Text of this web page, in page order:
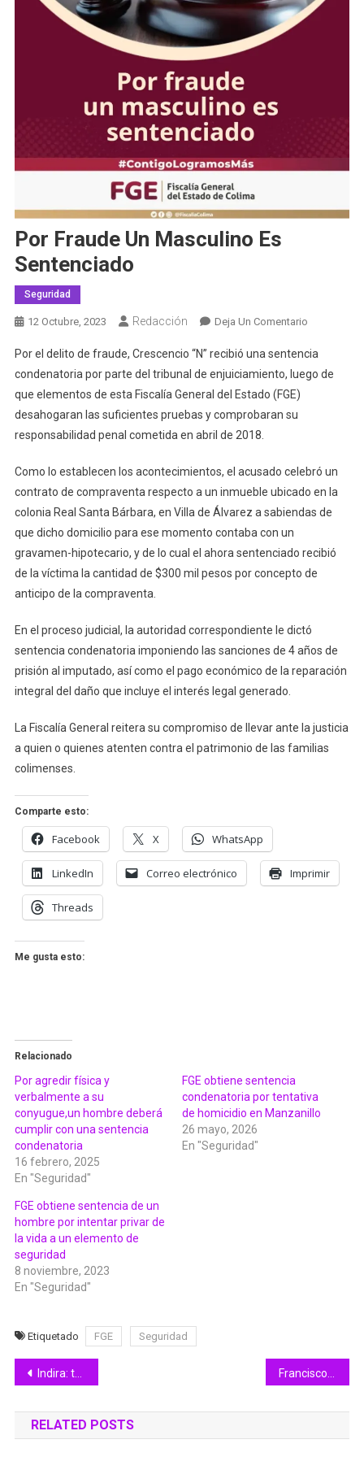
Por Fraude Un Masculino Es
Sentenciado
Seguridad
12 Octubre, 2023 Redacción Deja Un ComentarioEn
Fraude
Un
Por el delito de fraude, Crescencio “N” recibió una sentencia
condenatoria por parte del tribunal de enjuiciamiento, luego de
que elementos de esta Fiscalía General del Estado (FGE)
desahogaran las suficientes pruebas y comprobaran su
responsabilidad penal cometida en abril de 2018.
Como lo establecen los acontecimientos, el acusado celebró un
contrato de compraventa respecto a un inmueble ubicado en la
colonia Real Santa Bárbara, en Villa de Álvarez a sabiendas de
que dicho domicilio para ese momento contaba con un
gravamen-hipotecario, y de lo cual el ahora sentenciado recibió
de la víctima la cantidad de $300 mil pesos por concepto de
anticipo de la compraventa.
En el proceso judicial, la autoridad correspondiente le dictó
sentencia condenatoria imponiendo las sanciones de 4 años de
prisión al imputado, así como el pago económico de la reparación
integral del daño que incluye el interés legal generado.
La Fiscalía General reitera su compromiso de llevar ante la justicia
a quien o quienes atenten contra el patrimonio de las familias
colimenses.
Comparte esto:
Facebook X WhatsApp
LinkedIn Correo electrónico Imprimir
Threads
Me gusta esto:
Relacionado
Por agredir física y
verbalmente a su
conyugue,un hombre deberá
cumplir con una sentencia
condenatoria
16 febrero, 2025
En "Seguridad"
FGE obtiene sentencia
condenatoria por tentativa
de homicidio en Manzanillo
26 mayo, 2026
En "Seguridad"
FGE obtiene sentencia de un
hombre por intentar privar de
la vida a un elemento de
seguridad
8 noviembre, 2023
En "Seguridad"
Etiquetado FGE Seguridad
Navegación
de
entradas
Indira: todo el Gobierno Colima estamos volcados en atender la emergencia
RELATED POSTS